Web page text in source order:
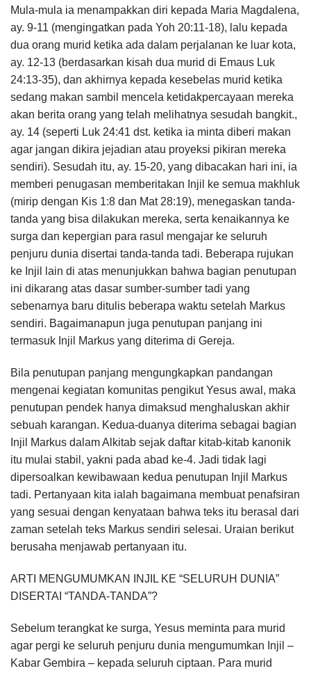
Mula-mula ia menampakkan diri kepada Maria Magdalena,
ay. 9-11 (mengingatkan pada Yoh 20:11-18), lalu kepada
dua orang murid ketika ada dalam perjalanan ke luar kota,
ay. 12-13 (berdasarkan kisah dua murid di Emaus Luk
24:13-35), dan akhirnya kepada kesebelas murid ketika
sedang makan sambil mencela ketidakpercayaan mereka
akan berita orang yang telah melihatnya sesudah bangkit.,
ay. 14 (seperti Luk 24:41 dst. ketika ia minta diberi makan
agar jangan dikira jejadian atau proyeksi pikiran mereka
sendiri). Sesudah itu, ay. 15-20, yang dibacakan hari ini, ia
memberi penugasan memberitakan Injil ke semua makhluk
(mirip dengan Kis 1:8 dan Mat 28:19), menegaskan tanda-
tanda yang bisa dilakukan mereka, serta kenaikannya ke
surga dan kepergian para rasul mengajar ke seluruh
penjuru dunia disertai tanda-tanda tadi. Beberapa rujukan
ke Injil lain di atas menunjukkan bahwa bagian penutupan
ini dikarang atas dasar sumber-sumber tadi yang
sebenarnya baru ditulis beberapa waktu setelah Markus
sendiri. Bagaimanapun juga penutupan panjang ini
termasuk Injil Markus yang diterima di Gereja.
Bila penutupan panjang mengungkapkan pandangan
mengenai kegiatan komunitas pengikut Yesus awal, maka
penutupan pendek hanya dimaksud menghaluskan akhir
sebuah karangan. Kedua-duanya diterima sebagai bagian
Injil Markus dalam Alkitab sejak daftar kitab-kitab kanonik
itu mulai stabil, yakni pada abad ke-4. Jadi tidak lagi
dipersoalkan kewibawaan kedua penutupan Injil Markus
tadi. Pertanyaan kita ialah bagaimana membuat penafsiran
yang sesuai dengan kenyataan bahwa teks itu berasal dari
zaman setelah teks Markus sendiri selesai. Uraian berikut
berusaha menjawab pertanyaan itu.
ARTI MENGUMUMKAN INJIL KE “SELURUH DUNIA”
DISERTAI “TANDA-TANDA”?
Sebelum terangkat ke surga, Yesus meminta para murid
agar pergi ke seluruh penjuru dunia mengumumkan Injil –
Kabar Gembira – kepada seluruh ciptaan. Para murid